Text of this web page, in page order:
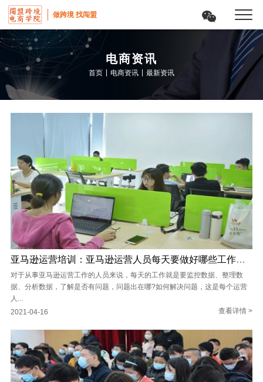
做跨境 找闯盟
电商资讯
首页 电商资讯 最新资讯
亚马逊运营培训：亚马逊运营人员每天要做好哪些工作呢？
对于从事亚马逊运营工作的人员来说，每天的工作就是要监控数据、整理数
据、分析数据，了解是否有问题，问题出在哪?如何解决问题，这是每个运营
人...
查看详情 >
2021-04-16